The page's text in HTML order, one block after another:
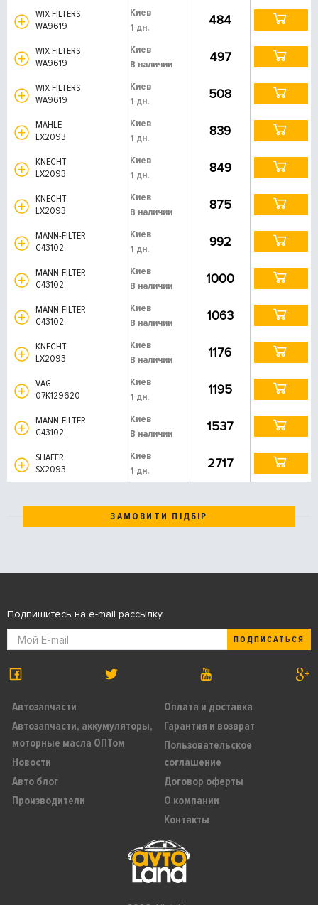
WIX FILTERS
WA9619
Киев
1 дн.
484
WIX FILTERS
WA9619
Киев
В наличии
497
WIX FILTERS
WA9619
Киев
1 дн.
508
MAHLE
LX2093
Киев
1 дн.
839
KNECHT
LX2093
Киев
1 дн.
849
KNECHT
LX2093
Киев
В наличии
875
MANN-FILTER
C43102
Киев
1 дн.
992
MANN-FILTER
C43102
Киев
В наличии
1000
MANN-FILTER
C43102
Киев
В наличии
1063
KNECHT
LX2093
Киев
В наличии
1176
VAG
07K129620
Киев
1 дн.
1195
MANN-FILTER
C43102
Киев
В наличии
1537
SHAFER
SX2093
Киев
1 дн.
2717
ЗАМОВИТИ ПІДБІР
Автозапчасти
Автозапчасти, аккумуляторы,
моторные масла ОПТом
Новости
Авто блог
Производители
Оплата и доставка
Гарантия и возврат
Пользовательское
соглашение
Договор оферты
О компании
Контакты
Подпишитесь на e-mail рассылку
ПОДПИСАТЬСЯ